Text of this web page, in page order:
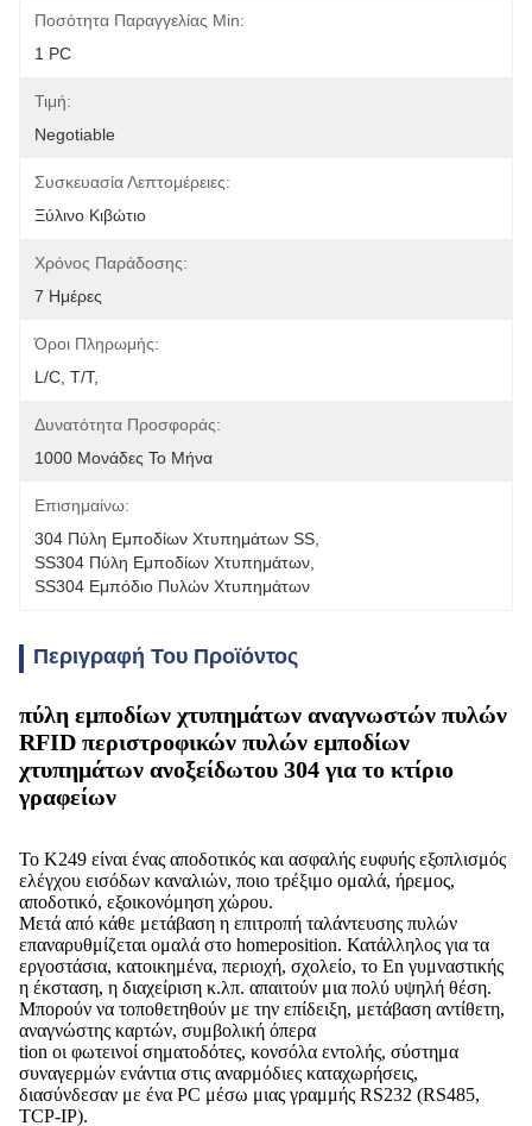
Ποσότητα Παραγγελίας Min:
1 PC
Τιμή:
Negotiable
Συσκευασία Λεπτομέρειες:
Ξύλινο Κιβώτιο
Χρόνος Παράδοσης:
7 Ημέρες
Όροι Πληρωμής:
L/C, T/T,
Δυνατότητα Προσφοράς:
1000 Μονάδες Το Μήνα
Επισημαίνω:
304 Πύλη Εμποδίων Χτυπημάτων SS
SS304 Πύλη Εμποδίων Χτυπημάτων
SS304 Εμπόδιο Πυλών Χτυπημάτων
Περιγραφή Του Προϊόντος
πύλη εμποδίων χτυπημάτων αναγνωστών πυλών
RFID περιστροφικών πυλών εμποδίων
χτυπημάτων ανοξείδωτου 304 για το κτίριο
γραφείων
Το K249 είναι ένας αποδοτικός και ασφαλής ευφυής εξοπλισμός
ελέγχου εισόδων καναλιών, ποιο τρέξιμο ομαλά, ήρεμος,
αποδοτικό, εξοικονόμηση χώρου.
Μετά από κάθε μετάβαση η επιτροπή ταλάντευσης πυλών
επαναρυθμίζεται ομαλά στο homeposition. Κατάλληλος για τα
εργοστάσια, κατοικημένα, περιοχή, σχολείο, το En γυμναστικής
η έκσταση, η διαχείριση κ.λπ. απαιτούν μια πολύ υψηλή θέση.
Μπορούν να τοποθετηθούν με την επίδειξη, μετάβαση αντίθετη,
αναγνώστης καρτών, συμβολική όπερα
tion οι φωτεινοί σηματοδότες, κονσόλα εντολής, σύστημα
συναγερμών ενάντια στις αναρμόδιες καταχωρήσεις,
διασύνδεσαν με ένα PC μέσω μιας γραμμής RS232 (RS485,
TCP-IP).